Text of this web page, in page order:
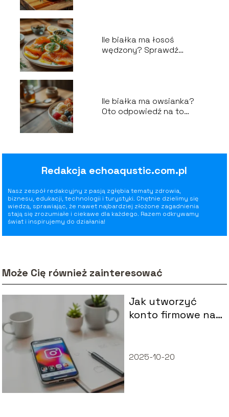
Ile białka ma łosoś
wędzony? Sprawdź
Ile białka ma owsianka?
Oto odpowiedź na to
Redakcja echoaqustic.com.pl
Nasz zespół redakcyjny z pasją zgłębia tematy zdrowia,
biznesu, edukacji, technologii i turystyki. Chętnie dzielimy się
wiedzą, sprawiając, że nawet najbardziej złożone zagadnienia
stają się zrozumiałe i ciekawe dla każdego. Razem odkrywamy
świat i inspirujemy do działania!
Może Cię również zainteresować
Jak utworzyć
konto firmowe na
krokach?
2025-10-20